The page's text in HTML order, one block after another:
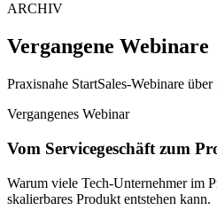
ARCHIV
Vergangene Webinare
Praxisnahe StartSales-Webinare
Vergangenes Webinar
Vom Servicegeschäft zum
Warum viele Tech-Unternehmer im
skalierbares Produkt entstehen kann.